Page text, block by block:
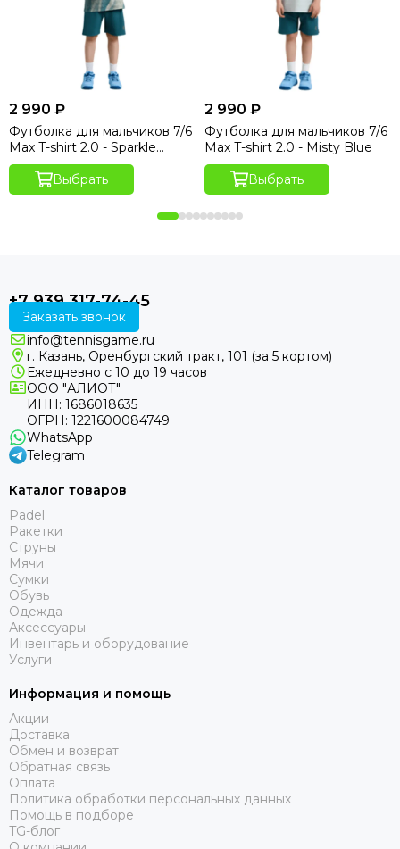
2 990 ₽
Футболка для мальчиков 7/6
Max T-shirt 2.0 - Sparkle
Hydro Print
Выбрать
2 990 ₽
Футболка для мальчиков 7/6
Max T-shirt 2.0 - Misty Blue
Выбрать
+7 939 317-74-45
Заказать звонок
info@tennisgame.ru
г. Казань, Оренбургский тракт, 101 (за 5 кортом)
Ежедневно с 10 до 19 часов
ООО "АЛИОТ"
ИНН: 1686018635
ОГРН: 1221600084749
WhatsApp
Telegram
Каталог товаров
Padel
Ракетки
Струны
Мячи
Сумки
Обувь
Одежда
Аксессуары
Инвентарь и оборудование
Услуги
Информация и помощь
Акции
Доставка
Обмен и возврат
Обратная связь
Оплата
Политика обработки персональных данных
Помощь в подборе
TG-блог